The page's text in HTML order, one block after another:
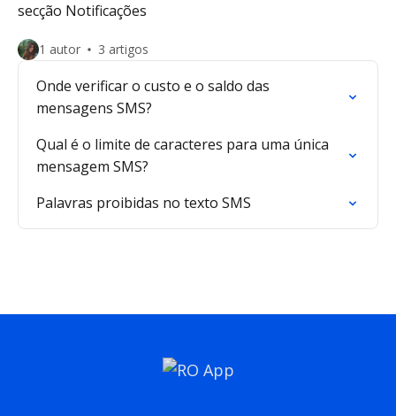
secção Notificações
1 autor 3 artigos
Onde verificar o custo e o saldo das
mensagens SMS?
Qual é o limite de caracteres para uma única
mensagem SMS?
Palavras proibidas no texto SMS